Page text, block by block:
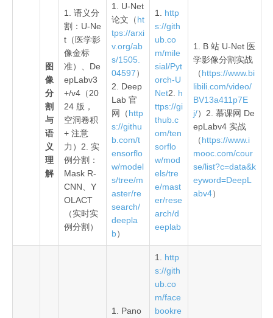
图
像
分
割
与
语
义
理
解
1. 语义分
割：U-Ne
t（医学影
像金标
准）、De
epLabv3
+/v4（20
24 版，
空洞卷积
+ 注意
力）2. 实
例分割：
Mask R-
CNN、Y
OLACT
（实时实
例分割）
1. U-Net
论文（ht
tps://arxi
v.org/ab
s/1505.
04597）
2. Deep
Lab 官
网（http
s://githu
b.com/t
ensorflo
w/model
s/tree/m
aster/re
search/
deepla
b）
1. http
s://gith
ub.co
m/mile
sial/Pyt
orch-U
Net2. h
ttps://gi
thub.c
om/ten
sorflo
w/mod
els/tre
e/mast
er/rese
arch/d
eeplab
1. B 站 U-Net 医
学影像分割实战
（https://www.bi
libili.com/video/
BV13a411p7E
j/）2. 慕课网 De
epLabv4 实战
（https://www.i
mooc.com/cour
se/list?c=data&k
eyword=DeepL
abv4）
1. Pano
1. http
s://gith
ub.co
m/face
bookre